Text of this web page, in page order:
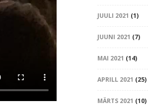
JUULI 2021 (1)
JUUNI 2021 (7)
MAI 2021 (14)
APRILL 2021 (25)
MÄRTS 2021 (10)